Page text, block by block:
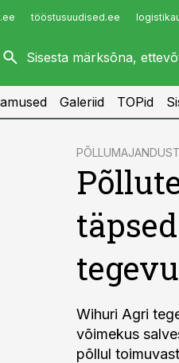
tööstusuudised.ee
imelineajalugu.ee
Galeriid TOPid
Wihuri Agri
võimekus
põllul